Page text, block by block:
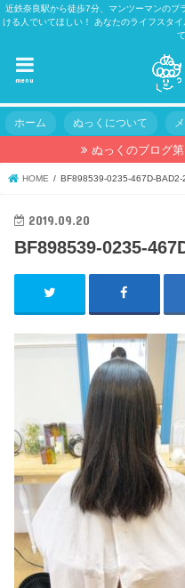
近鉄奈良駅から徒歩7分、マンツーマンのプ
ける人でいてほしい！ あなたのライフスタ
menu
ホーム ぬっくについて
ぬっくのブログ
HOME BF898539-0235-467D-BAD2-
2019.09.20
BF898539-0235-